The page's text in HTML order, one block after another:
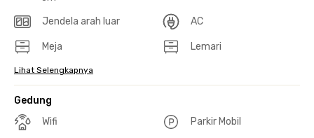
Jendela arah luar
AC
Meja Lemari
Lihat Selengkapnya
Gedung
Wifi
Parkir Mobil